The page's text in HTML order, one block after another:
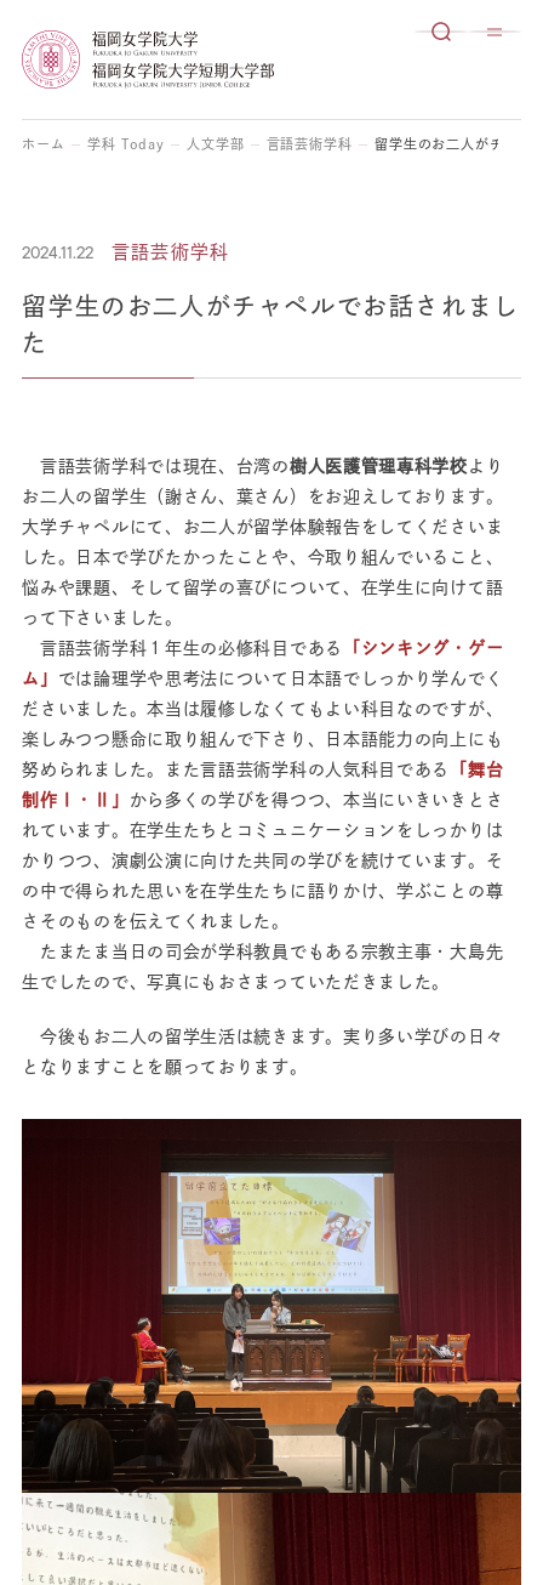
ホーム 学科 Today 人文学部 言語芸術学科 留学生のお二人がチャペ
2024.11.22 言語芸術学科
留学生のお二人がチャペルでお話されまし
た
言語芸術学科では現在、台湾の樹人医護管理専科学校 より
お二人の留学生（謝さん、葉さん）をお迎えしております。
大学チャペルにて、お二人が留学体験報告をしてくださいま
した。日本で学びたかったことや、今取り組んでいること、
悩みや課題、そして留学の喜びについて、在学生に向けて語
って下さいました。
言語芸術学科１年生の必修科目である
「シンキング・ゲー
ム」 では論理学や思考法について日本語でしっかり学んでく
ださいました。本当は履修しなくてもよい科目なのですが、
楽しみつつ懸命に取り組んで下さり、日本語能力の向上にも
努められました。また言語芸術学科の人気科目である
「舞台
制作Ⅰ・Ⅱ」
から多くの学びを得つつ、本当にいきいきとさ
れています。在学生たちとコミュニケーションをしっかりは
かりつつ、演劇公演に向けた共同の学びを続けています。そ
の中で得られた思いを在学生たちに語りかけ、学ぶことの尊
さそのものを伝えてくれました。
たまたま当日の司会が学科教員でもある宗教主事・大島先
生でしたので、写真にもおさまっていただきました。
今後もお二人の留学生活は続きます。実り多い学びの日々
となりますことを願っております。